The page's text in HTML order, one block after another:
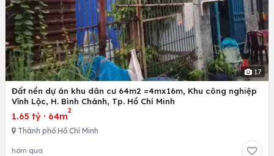
17
Đất nền dự án khu dân cư 64m2 =4mx16m, Khu công nghiệp
Vĩnh Lộc, H. Bình Chánh, Tp. Hồ Chí Minh
1.65 tỷ · 64m
2
Thành phố Hồ Chí Minh
hôm qua